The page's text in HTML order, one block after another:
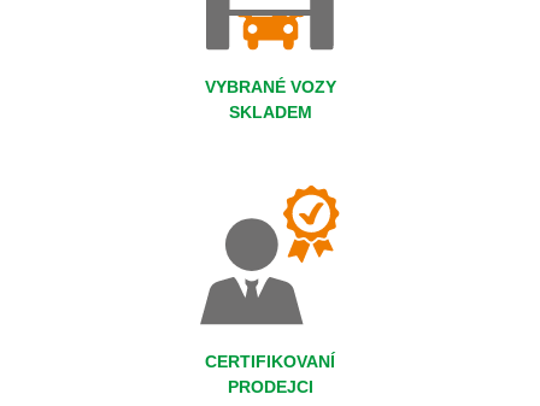
VYBRANÉ VOZY
SKLADEM
CERTIFIKOVANÍ
PRODEJCI